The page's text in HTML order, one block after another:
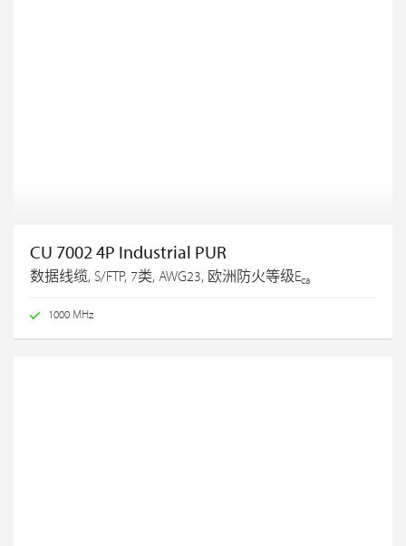
CU 7002 4P Industrial PUR
数据线缆, S/FTP, 7类, AWG23, 欧洲防火等级Eca
1000 MHz